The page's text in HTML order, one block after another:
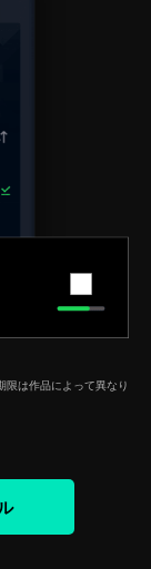
は作品によって異なり